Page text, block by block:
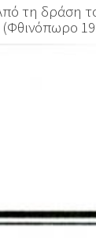
τη δράση
(Φθινόπωρο